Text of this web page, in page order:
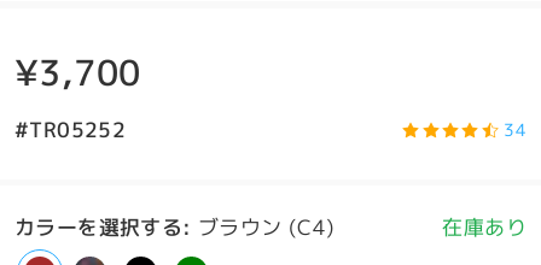
¥3,700
#TR05252 34
カラーを選択する: ブラウン (C4) 在庫あり